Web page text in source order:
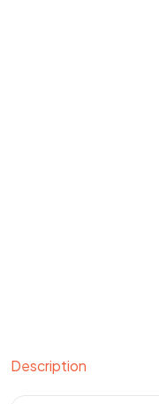
Description